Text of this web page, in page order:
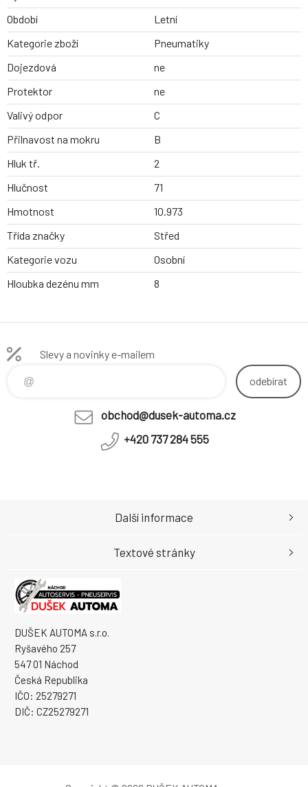
Období
Letní
Kategorie zboží
Pneumatiky
Dojezdová
ne
Protektor
ne
Valivý odpor
C
Přilnavost na mokru
B
Hluk tř.
2
Hlučnost
71
Hmotnost
10.973
Třída značky
Střed
Kategorie vozu
Osobní
Hloubka dezénu mm
8
Slevy a novinky e-mailem
odebírat
obchod@dusek-automa.cz
+420 737 284 555
DUŠEK AUTOMA s.r.o.
Ryšavého 257
547 01 Náchod
Česká Republika
IČO: 25279271
DIČ: CZ25279271
Další informace
Textové stránky